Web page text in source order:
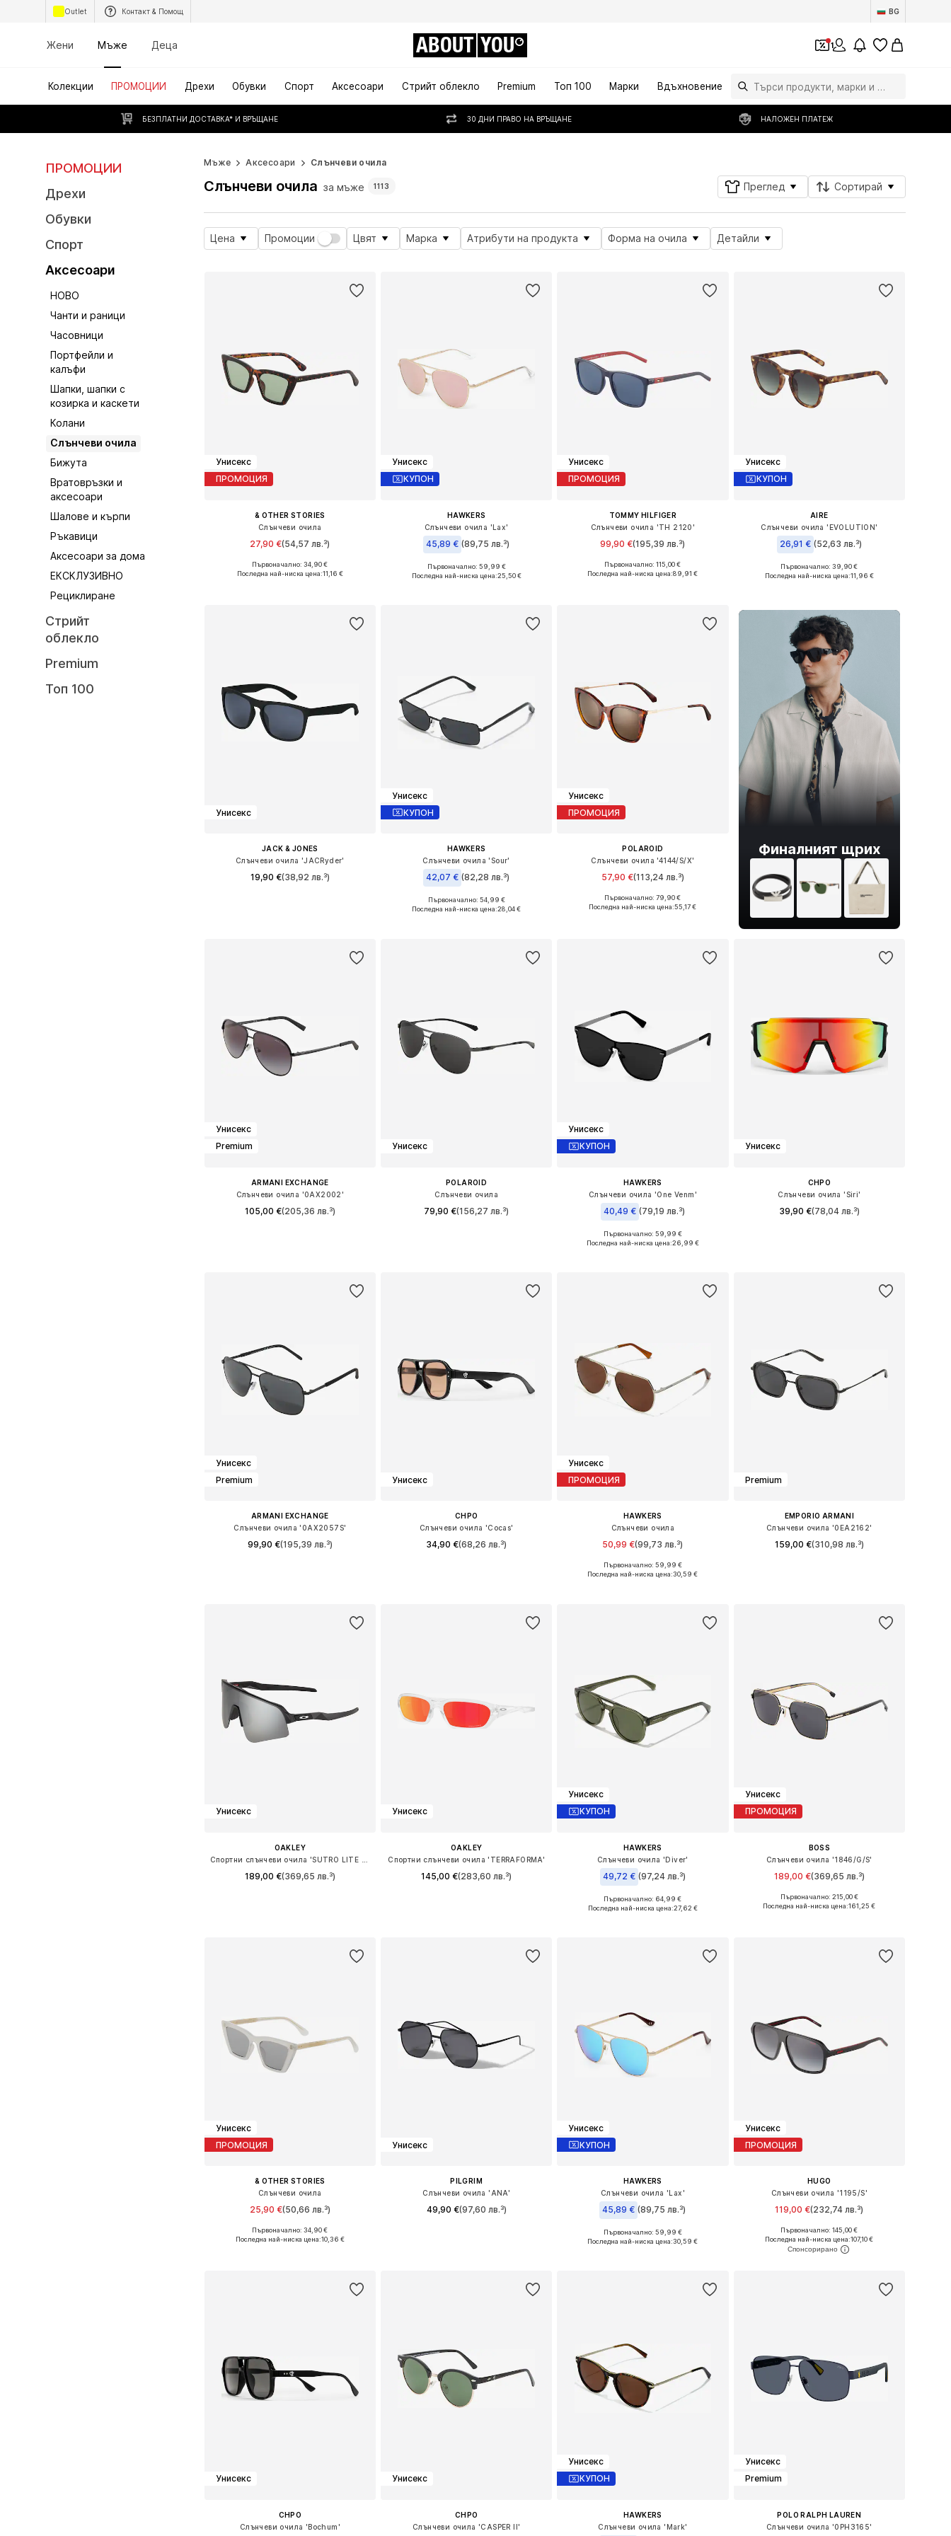
Outlet Контакт & Помощ BG
Жени Мъже Деца ABOUT YOU 1
Колекции ПРОМОЦИИ Дрехи Обувки Спорт Аксесоари Стрийт облекло Premium Топ 100 Марки Вдъхновение
БЕЗПЛАТНИ ДОСТАВКА* И ВРЪЩАНЕ 30 ДНИ ПРАВО НА ВРЪЩАНЕ НАЛОЖЕН ПЛАТЕЖ
ПРОМОЦИИ
Дрехи
Обувки
Спорт
Аксесоари
НОВО
Чанти и раници
Часовници
Портфейли и
калъфи
Шапки, шапки с
козирка и каскети
Колани
Слънчеви очила
Бижута
Вратовръзки и
аксесоари
Шалове и кърпи
Ръкавици
Аксесоари за дома
ЕКСКЛУЗИВНО
Рециклиране
Стрийт
облекло
Premium
Топ 100
Мъже Аксесоари Слънчеви очила
Слънчеви очила за мъже 1113 Преглед Сортирай
Цена Промоции Цвят Марка Атрибути на продукта Форма на очила Детайли
Унисекс
ПРОМОЦИЯ
& OTHER STORIES
Слънчеви очила
27,90 €(54,57 лв.³)
Налични размери: One Size
Първоначално: 34,90 €
Последна най-ниска цена:11,16 €
Унисекс
КУПОН
HAWKERS
Слънчеви очила 'Lax'
45,89 € (89,75 лв.³)
Налични размери: Onesize
Първоначално: 59,99 €
Последна най-ниска цена:25,50 €
Унисекс
ПРОМОЦИЯ
TOMMY HILFIGER
Слънчеви очила 'TH 2120'
99,90 €(195,39 лв.³)
Налични размери: One Size
Първоначално: 115,00 €
Последна най-ниска цена:89,91 €
Унисекс
КУПОН
AIRE
Слънчеви очила 'EVOLUTION'
26,91 € (52,63 лв.³)
Налични размери: One Size
Първоначално: 39,90 €
Последна най-ниска цена:11,96 €
Унисекс
JACK & JONES
Слънчеви очила 'JACRyder'
19,90 €(38,92 лв.³)
Унисекс
КУПОН
HAWKERS
Слънчеви очила 'Sour'
42,07 € (82,28 лв.³)
Налични размери: Onesize
Първоначално: 54,99 €
Последна най-ниска цена:28,04 €
Унисекс
ПРОМОЦИЯ
POLAROID
Слънчеви очила '4144/S/X'
57,90 €(113,24 лв.³)
Налични размери: One Size
Първоначално: 79,90 €
Последна най-ниска цена:55,17 €
Финалният щрих
Унисекс
Premium
ARMANI EXCHANGE
Слънчеви очила '0AX2002'
105,00 €(205,36 лв.³)
Унисекс
POLAROID
Слънчеви очила
79,90 €(156,27 лв.³)
Унисекс
КУПОН
HAWKERS
Слънчеви очила 'One Venm'
40,49 € (79,19 лв.³)
Налични размери: Onesize
Първоначално: 59,99 €
Последна най-ниска цена:26,99 €
Унисекс
CHPO
Слънчеви очила 'Siri'
39,90 €(78,04 лв.³)
Унисекс
Premium
ARMANI EXCHANGE
Слънчеви очила '0AX2057S'
99,90 €(195,39 лв.³)
Унисекс
CHPO
Слънчеви очила 'Cocas'
34,90 €(68,26 лв.³)
Унисекс
ПРОМОЦИЯ
HAWKERS
Слънчеви очила
50,99 €(99,73 лв.³)
Налични размери: Onesize
Първоначално: 59,99 €
Последна най-ниска цена:30,59 €
Premium
EMPORIO ARMANI
Слънчеви очила '0EA2162'
159,00 €(310,98 лв.³)
Унисекс
OAKLEY
189,00 €(369,65 лв.³)
Унисекс
OAKLEY
Спортни слънчеви очила 'TERRAFORMA'
145,00 €(283,60 лв.³)
Унисекс
КУПОН
HAWKERS
Слънчеви очила 'Diver'
49,72 € (97,24 лв.³)
Налични размери: Onesize
Първоначално: 64,99 €
Последна най-ниска цена:27,62 €
Унисекс
ПРОМОЦИЯ
BOSS
Слънчеви очила '1846/G/S'
189,00 €(369,65 лв.³)
Налични размери: 58
Първоначално: 215,00 €
Последна най-ниска цена:161,25 €
Унисекс
ПРОМОЦИЯ
& OTHER STORIES
Слънчеви очила
25,90 €(50,66 лв.³)
Налични размери: One Size
Първоначално: 34,90 €
Последна най-ниска цена:10,36 €
Унисекс
PILGRIM
Слънчеви очила 'ANA'
49,90 €(97,60 лв.³)
Унисекс
КУПОН
HAWKERS
Слънчеви очила 'Lax'
45,89 € (89,75 лв.³)
Налични размери: Onesize
Първоначално: 59,99 €
Последна най-ниска цена:30,59 €
Унисекс
ПРОМОЦИЯ
HUGO
Слънчеви очила '1195/S'
119,00 €(232,74 лв.³)
Налични размери: 60
Добави в кошницата
Първоначално: 145,00 €
Последна най-ниска цена:107,10 €
Унисекс
CHPO
Слънчеви очила 'Bochum'
Унисекс
CHPO
Слънчеви очила 'CASPER II'
Унисекс
КУПОН
HAWKERS
Слънчеви очила 'Mark'
Унисекс
Premium
POLO RALPH LAUREN
Слънчеви очила '0PH3165'